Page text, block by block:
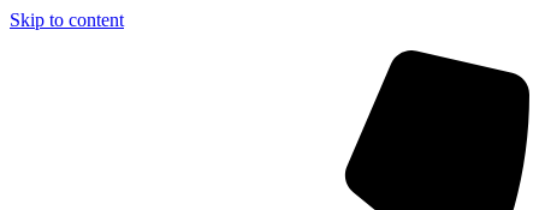
Skip to content